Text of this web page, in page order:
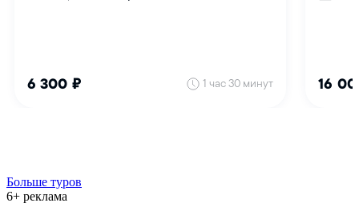
Больше туров
6+ реклама